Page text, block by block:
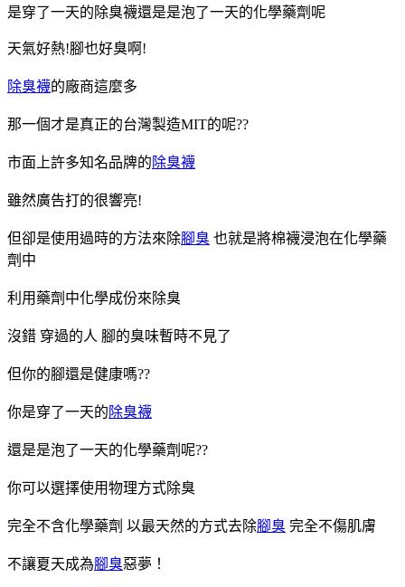
是穿了一天的除臭襪還是是泡了一天的化學藥劑呢
天氣好熱!腳也好臭啊!
除臭襪的廠商這麼多
那一個才是真正的台灣製造MIT的呢??
市面上許多知名品牌的除臭襪
雖然廣告打的很響亮!
但卻是使用過時的方法來除腳臭 也就是將棉襪浸泡在化學藥
劑中
利用藥劑中化學成份來除臭
沒錯 穿過的人 腳的臭味暫時不見了
但你的腳還是健康嗎??
你是穿了一天的除臭襪
還是是泡了一天的化學藥劑呢??
你可以選擇使用物理方式除臭
完全不含化學藥劑 以最天然的方式去除腳臭 完全不傷肌膚
不讓夏天成為腳臭惡夢！